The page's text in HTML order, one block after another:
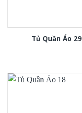
Tủ Quần Áo 29